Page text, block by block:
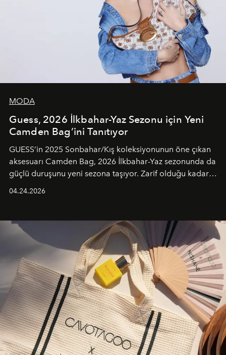
MODA
Guess, 2026 İlkbahar-Yaz Sezonu için Yeni
Camden Bag’ini Tanıtıyor
GUESS’in 2025 Sonbahar/Kış koleksiyonunun öne çıkan
aksesuarı Camden Bag, 2026 İlkbahar-Yaz sezonunda da
güçlü duruşunu yeni sezona taşıyor. Zarif olduğu kadar
04.24.2026